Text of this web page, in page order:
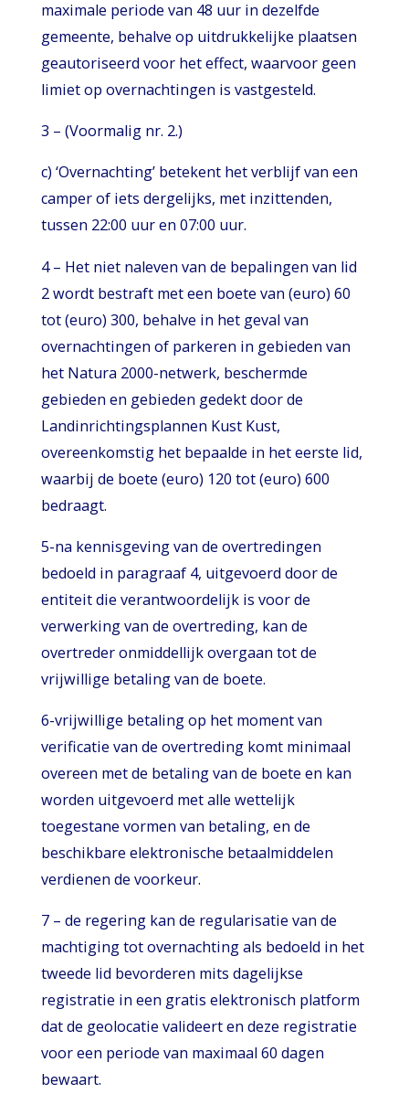
maximale periode van 48 uur in dezelfde
gemeente, behalve op uitdrukkelijke plaatsen
geautoriseerd voor het effect, waarvoor geen
limiet op overnachtingen is vastgesteld.
3 – (Voormalig nr. 2.)
c) ‘Overnachting’ betekent het verblijf van een
camper of iets dergelijks, met inzittenden,
tussen 22:00 uur en 07:00 uur.
4 – Het niet naleven van de bepalingen van lid
2 wordt bestraft met een boete van (euro) 60
tot (euro) 300, behalve in het geval van
overnachtingen of parkeren in gebieden van
het Natura 2000-netwerk, beschermde
gebieden en gebieden gedekt door de
Landinrichtingsplannen Kust Kust,
overeenkomstig het bepaalde in het eerste lid,
waarbij de boete (euro) 120 tot (euro) 600
bedraagt.
5-na kennisgeving van de overtredingen
bedoeld in paragraaf 4, uitgevoerd door de
entiteit die verantwoordelijk is voor de
verwerking van de overtreding, kan de
overtreder onmiddellijk overgaan tot de
vrijwillige betaling van de boete.
6-vrijwillige betaling op het moment van
verificatie van de overtreding komt minimaal
overeen met de betaling van de boete en kan
worden uitgevoerd met alle wettelijk
toegestane vormen van betaling, en de
beschikbare elektronische betaalmiddelen
verdienen de voorkeur.
7 – de regering kan de regularisatie van de
machtiging tot overnachting als bedoeld in het
tweede lid bevorderen mits dagelijkse
registratie in een gratis elektronisch platform
dat de geolocatie valideert en deze registratie
voor een periode van maximaal 60 dagen
bewaart.